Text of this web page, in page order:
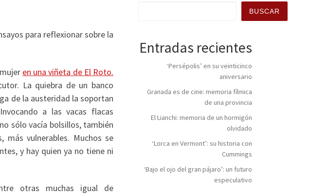
para reflexionar sobre la
en una viñeta de El Roto.
La quiebra de un banco
de la austeridad la soportan
a las vacas flacas
sólo vacía bolsillos, también
más vulnerables. Muchos se
y hay quien ya no tiene ni
otras muchas igual de
BUSCAR
Entradas recientes
‘Persépolis’ en su veinticinco
aniversario
Granada es de cine: memoria fílmica
de una provincia
El Lianchi: memoria de un hormigón
olvidado
‘Lorca en Vermont’: su historia con
Cummings
‘Bajo el ojo del gran pájaro’: un futuro
especulativo